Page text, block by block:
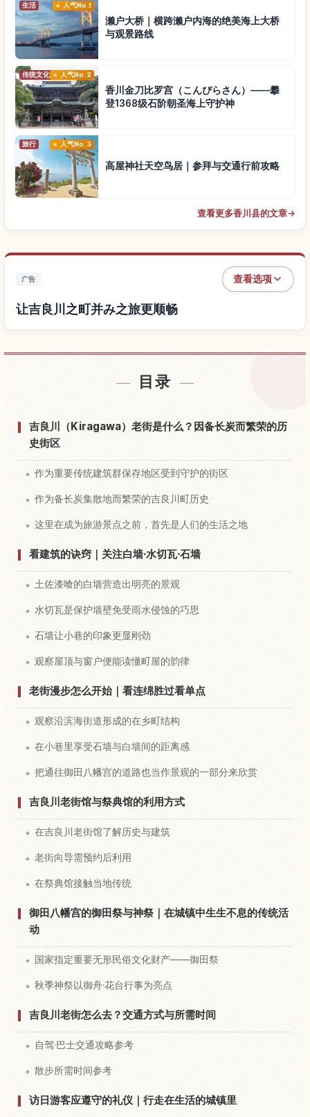
生活 人气No.1
濑户大桥｜横跨濑户内海的绝美海上大桥
与观景路线
传统文化 人气No.2
香川金刀比罗宫（こんぴらさん）——攀
登1368级石阶朝圣海上守护神
旅行 人气No.3
高屋神社天空鸟居｜参拜与交通行前攻略
查看更多香川县的文章→
广告 查看选项
让吉良川之町并み之旅更顺畅
目录
吉良川（Kiragawa）老街是什么？因备长炭而繁荣的历
史街区
作为重要传统建筑群保存地区受到守护的街区
作为备长炭集散地而繁荣的吉良川町历史
这里在成为旅游景点之前，首先是人们的生活之地
看建筑的诀窍｜关注白墙·水切瓦·石墙
土佐漆喰的白墙营造出明亮的景观
水切瓦是保护墙壁免受雨水侵蚀的巧思
石墙让小巷的印象更显刚劲
观察屋顶与窗户便能读懂町屋的韵律
老街漫步怎么开始｜看连绵胜过看单点
观察沿滨海街道形成的在乡町结构
在小巷里享受石墙与白墙间的距离感
把通往御田八幡宫的道路也当作景观的一部分来欣赏
吉良川老街馆与祭典馆的利用方式
在吉良川老街馆了解历史与建筑
老街向导需预约后利用
在祭典馆接触当地传统
御田八幡宫的御田祭与神祭｜在城镇中生生不息的传统活
动
国家指定重要无形民俗文化财产——御田祭
秋季神祭以御舟·花台行事为亮点
吉良川老街怎么去？交通方式与所需时间
自驾·巴士交通攻略参考
散步所需时间参考
访日游客应遵守的礼仪｜行走在生活的城镇里